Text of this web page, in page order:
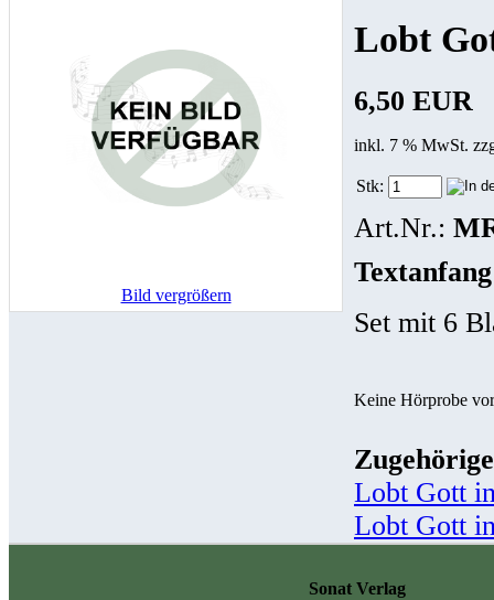
Bild vergrößern
Lobt
6,50 EUR
inkl. 7 % MwSt.
Stk:
Art.Nr.:
Set mit 6
Keine Hörprobe
Lobt Gott
Lobt Gott
Sonat Verlag